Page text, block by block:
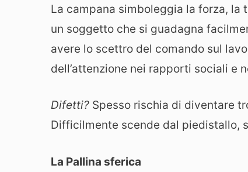
La campana simboleggia la forza, la
un soggetto che si guadagna
avere lo scettro del comando sul
dell’attenzione nei rapporti sociali e
Difetti? Spesso rischia di diventare
Difficilmente scende dal piedistallo,
La Pallina sferica